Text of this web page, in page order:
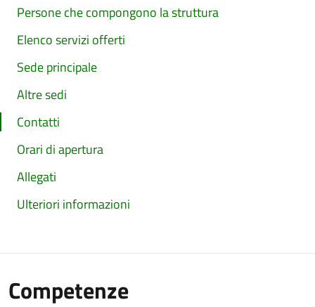
Persone che compongono la struttura
Elenco servizi offerti
Sede principale
Altre sedi
Contatti
Orari di apertura
Allegati
Ulteriori informazioni
Competenze